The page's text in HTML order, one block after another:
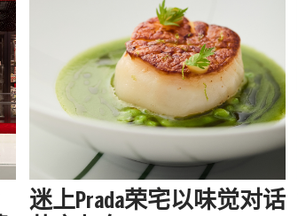
迷上Prada荣宅以味觉对话